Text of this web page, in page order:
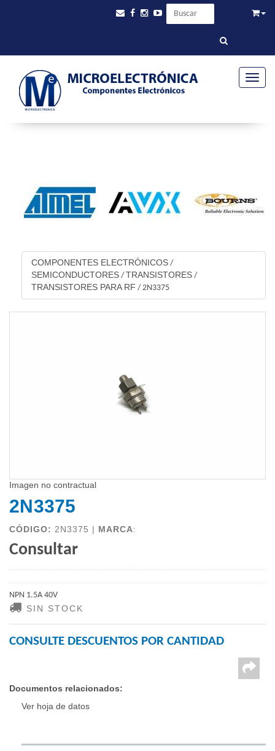
COMPONENTES ELECTRÓNICOS /
SEMICONDUCTORES / TRANSISTORES /
TRANSISTORES PARA RF / 2N3375
Imagen no contractual
2N3375
CÓDIGO: 2N3375 | MARCA:
Consultar
NPN 1.5A 40V
SIN STOCK
CONSULTE DESCUENTOS POR CANTIDAD
Documentos relacionados:
Ver hoja de datos